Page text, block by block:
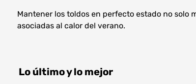
Mantener los toldos en perfecto estado no solo
asociadas al calor del verano.
Lo último y lo mejor